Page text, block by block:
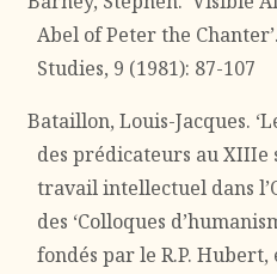
Abel of Peter the
Studies, 9 (1981): 87-107
Bataillon, Louis-Jacques.
des prédicateurs au XIIIe
travail intellectuel dans
des ‘Colloques
fondés par le R.P.